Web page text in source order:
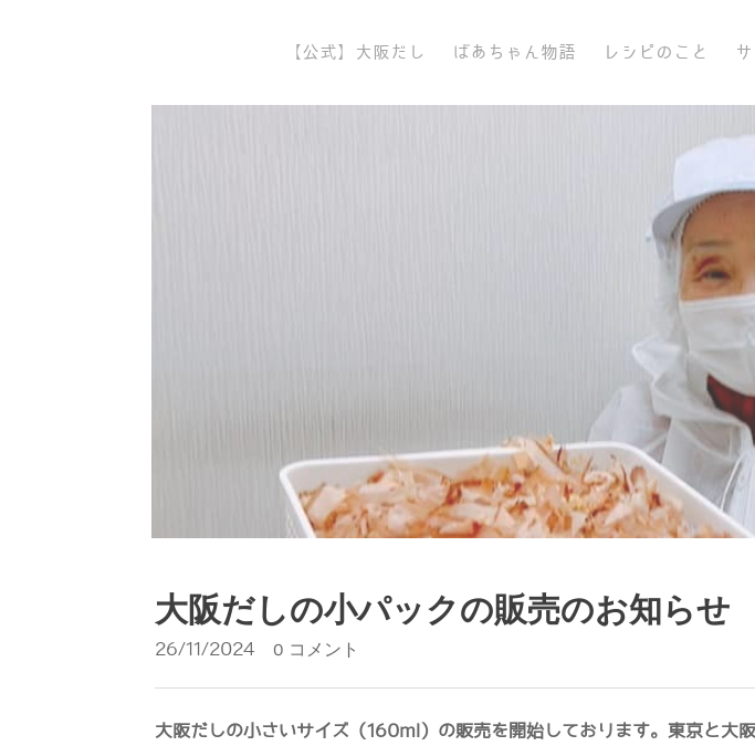
【公式】大阪だし ばあちゃん物語 レシピのこと
大阪だしの小パックの販売のお知らせ
26/11/2024 0 コメント
大阪だしの小さいサイズ（160ml）の販売を開始しております。東京と大